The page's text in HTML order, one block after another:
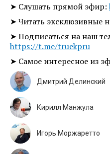
➤ Слушать прямой эфир:
➤ Читать эксклюзивные
➤ Подписаться на наш
https://t.me/truekpru
➤ Самое интересное из
Дмитрий Делинский
Кирилл Манжула
Игорь Моржаретто